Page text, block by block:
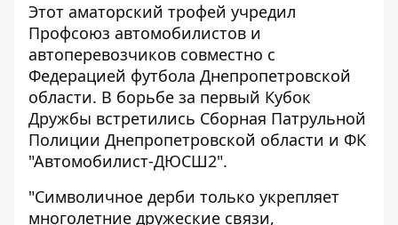
Этот аматорский трофей учредил
Профсоюз автомобилистов и
автоперевозчиков совместно с
Федерацией футбола Днепропетровской
области. В борьбе за первый Кубок
Дружбы встретились Сборная Патрульной
Полиции Днепропетровской области и ФК
"Автомобилист-ДЮСШ2".
"Символичное дерби только укрепляет
многолетние дружеские связи,